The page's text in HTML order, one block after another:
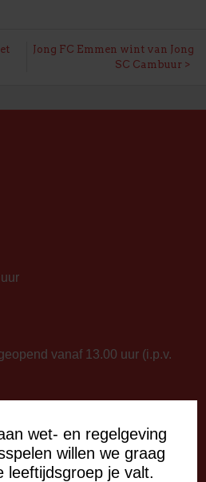
wet- en regelgeving
willen we graag
leeftijdsgroep je valt.
Jong FC Emmen wint van Jong
SC Cambuur
vanaf 13.00 uur (i.p.v.